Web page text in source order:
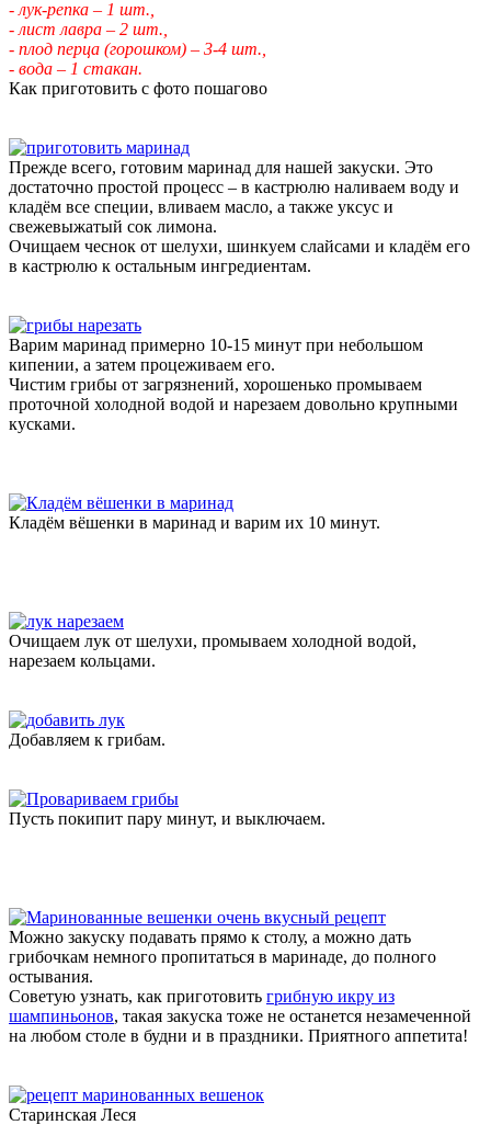
- лук-репка – 1 шт.,
- лист лавра – 2 шт.,
- плод перца (горошком) – 3-4 шт.,
- вода – 1 стакан.
Как приготовить с фото пошагово
Прежде всего, готовим маринад для нашей закуски. Это
достаточно простой процесс – в кастрюлю наливаем воду и
кладём все специи, вливаем масло, а также уксус и
свежевыжатый сок лимона.
Очищаем чеснок от шелухи, шинкуем слайсами и кладём его
в кастрюлю к остальным ингредиентам.
Варим маринад примерно 10-15 минут при небольшом
кипении, а затем процеживаем его.
Чистим грибы от загрязнений, хорошенько промываем
проточной холодной водой и нарезаем довольно крупными
кусками.
Кладём вёшенки в маринад и варим их 10 минут.
Очищаем лук от шелухи, промываем холодной водой,
нарезаем кольцами.
Добавляем к грибам.
Пусть покипит пару минут, и выключаем.
Можно закуску подавать прямо к столу, а можно дать
грибочкам немного пропитаться в маринаде, до полного
остывания.
Советую узнать, как приготовить грибную икру из
шампиньонов, такая закуска тоже не останется незамеченной
на любом столе в будни и в праздники. Приятного аппетита!
Старинская Леся